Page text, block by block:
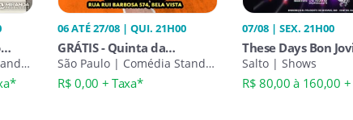
06 ATÉ 27/08 | QUI. 21H00
GRÁTIS - Quinta da
Gargalhada 21h00 Stand Up
Comedy
São Paulo | Comédia Stand-
Up
R$ 0,00 + Taxa*
07/08 | SEX. 21H00
These Days Bon
Salto | Shows
R$ 80,00 à 160,00